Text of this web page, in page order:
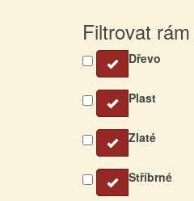
Filtrovat rám
Dřevo
Plast
Zlaté
Stříbrné